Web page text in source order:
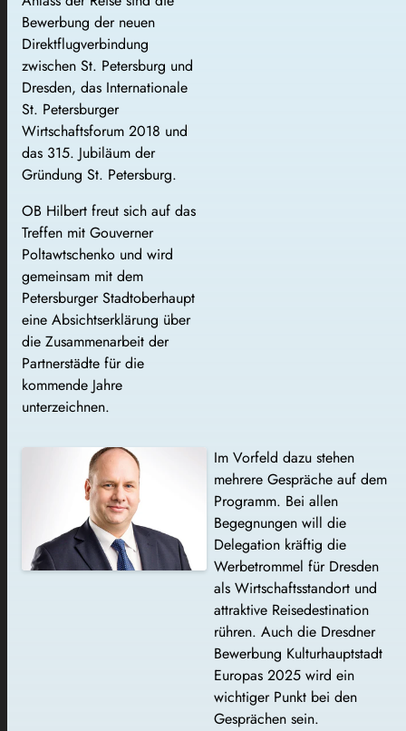
Bewerbung der neuen
Direktflugverbindung
zwischen St. Petersburg und
Dresden, das Internationale
St. Petersburger
Wirtschaftsforum 2018 und
das 315. Jubiläum der
Gründung St. Petersburg.
OB Hilbert freut sich auf das
Treffen mit Gouverner
Poltawtschenko und wird
gemeinsam mit dem
Petersburger Stadtoberhaupt
eine Absichtserklärung über
die Zusammenarbeit der
Partnerstädte für die
kommende Jahre
unterzeichnen.
Im Vorfeld dazu stehen
mehrere Gespräche auf dem
Programm. Bei allen
Begegnungen will die
Delegation kräftig die
Werbetrommel für Dresden
als Wirtschaftsstandort und
attraktive Reisedestination
rühren. Auch die Dresdner
Bewerbung Kulturhauptstadt
Europas 2025 wird ein
wichtiger Punkt bei den
Gesprächen sein.